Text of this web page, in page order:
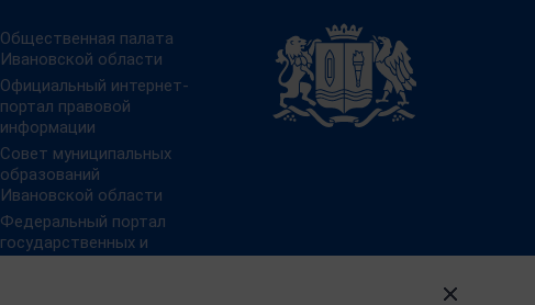
Общественная палата
Ивановской области
Официальный интернет-
портал правовой
информации
Совет муниципальных
образований
Ивановской области
Федеральный портал
государственных и